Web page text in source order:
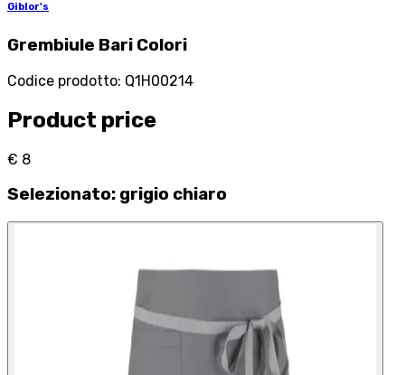
Giblor's
Grembiule Bari Colori
Codice prodotto: Q1H00214
Product price
€ 8
Selezionato: grigio chiaro